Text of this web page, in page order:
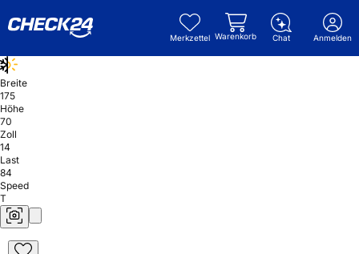
Merkzettel Warenkorb Chat Anmelden
Breite
175
Höhe
70
Zoll
14
Last
84
Speed
T